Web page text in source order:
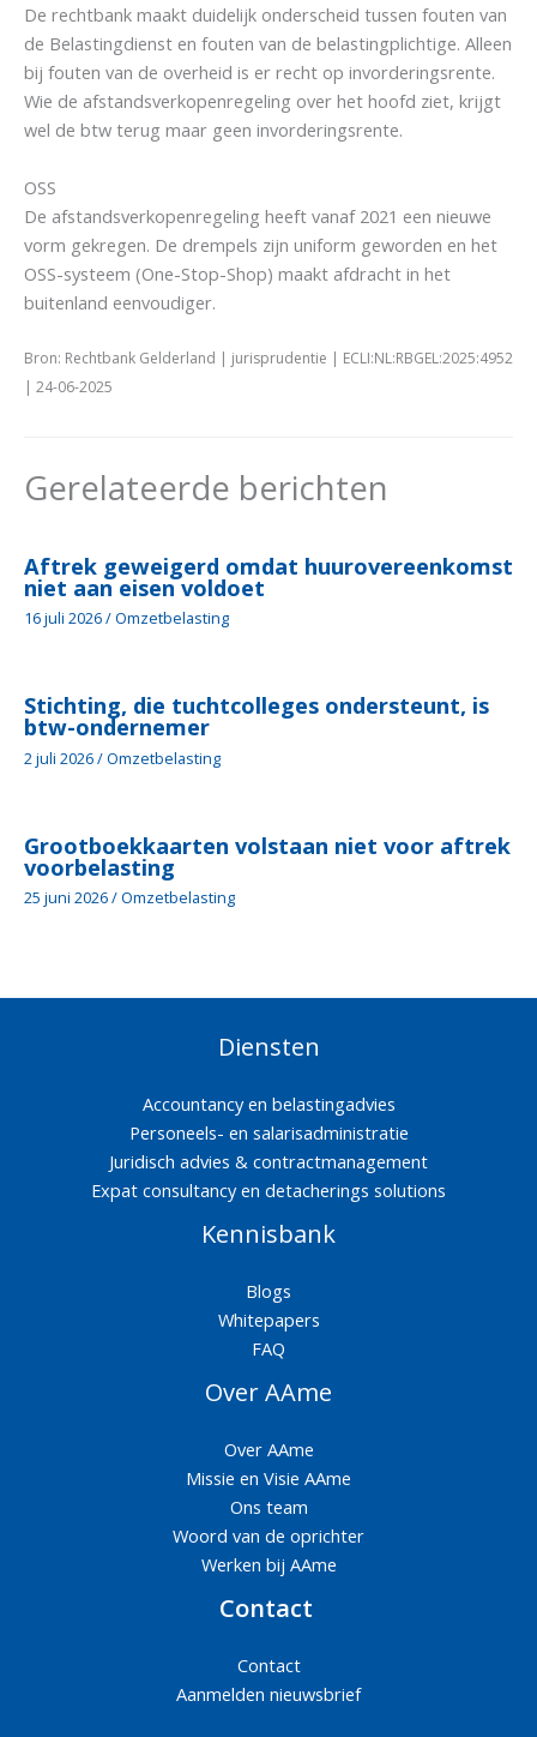
De rechtbank maakt duidelijk onderscheid tussen fouten van
de Belastingdienst en fouten van de belastingplichtige. Alleen
bij fouten van de overheid is er recht op invorderingsrente.
Wie de afstandsverkopenregeling over het hoofd ziet, krijgt
wel de btw terug maar geen invorderingsrente.
OSS
De afstandsverkopenregeling heeft vanaf 2021 een nieuwe
vorm gekregen. De drempels zijn uniform geworden en het
OSS-systeem (One-Stop-Shop) maakt afdracht in het
buitenland eenvoudiger.
Bron: Rechtbank Gelderland | jurisprudentie | ECLI:NL:RBGEL:2025:4952
| 24-06-2025
Gerelateerde berichten
Aftrek geweigerd omdat huurovereenkomst
niet aan eisen voldoet
16 juli 2026/Omzetbelasting
Stichting, die tuchtcolleges ondersteunt, is
btw-ondernemer
2 juli 2026/Omzetbelasting
Grootboekkaarten volstaan niet voor aftrek
voorbelasting
25 juni 2026/Omzetbelasting
Diensten
Accountancy en belastingadvies
Personeels- en salarisadministratie
Juridisch advies & contractmanagement
Expat consultancy en detacherings solutions
Kennisbank
Blogs
Whitepapers
FAQ
Over AAme
Over AAme
Missie en Visie AAme
Ons team
Woord van de oprichter
Werken bij AAme
Contact
Contact
Aanmelden nieuwsbrief